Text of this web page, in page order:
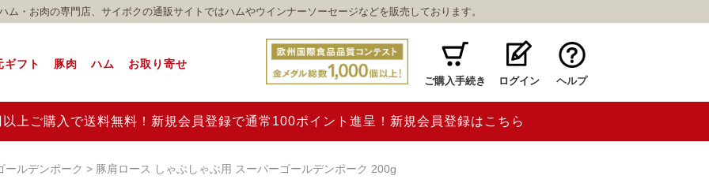
ム・お肉の専門店、サイボクの通販サイトではハムやウインナーソーセージなどを販売しております。
ギフト 豚肉 ハム お取り寄せ
ご購入手続き ログイン ヘルプ
上ご購入で送料無料！新規会員登録で通常100ポイント進呈！新規会員登録はこちら
ールデンポーク 豚肩ロース しゃぶしゃぶ用 スーパーゴールデンポーク 200g